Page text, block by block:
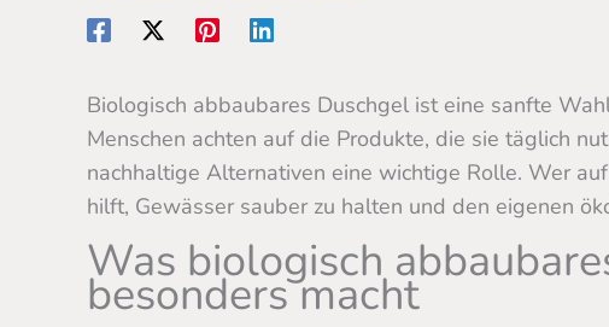
Biologisch abbaubares Duschgel ist eine sanfte
Menschen achten auf die Produkte, die sie täglich
nachhaltige Alternativen eine wichtige Rolle. Wer
hilft, Gewässer sauber zu halten und den eigenen
Was biologisch
besonders macht